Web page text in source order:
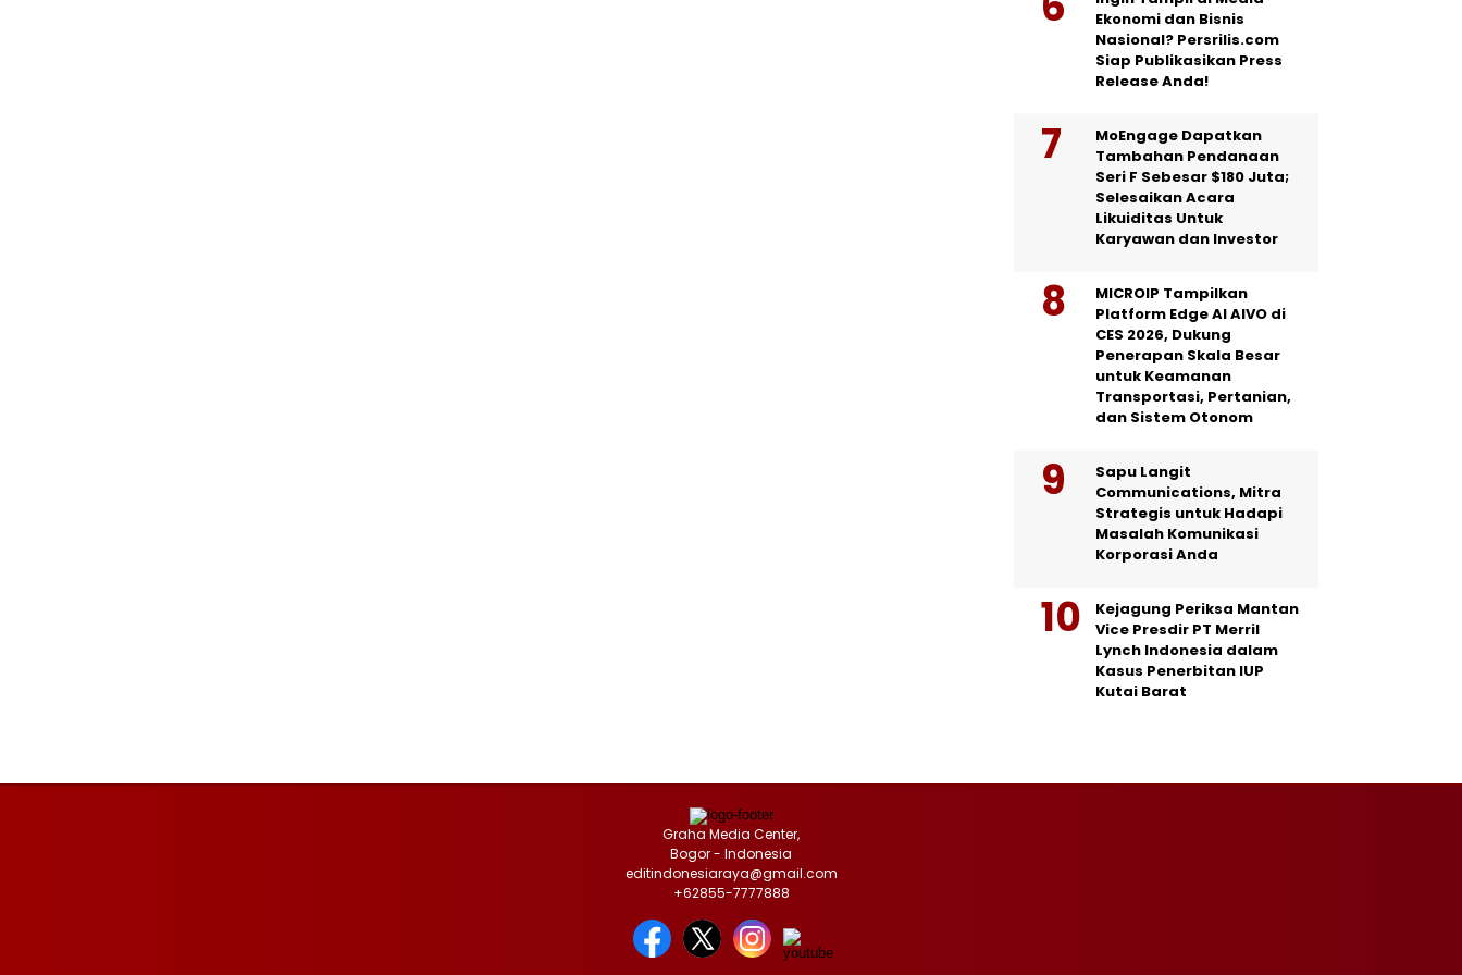
Ekonomi dan Bisnis
Nasional? Persrilis.com
Siap Publikasikan Press
Release Anda!
MoEngage Dapatkan
Tambahan Pendanaan
Seri F Sebesar $180 Juta;
Selesaikan Acara
Likuiditas Untuk
Karyawan dan Investor
MICROIP Tampilkan
Platform Edge AI AIVO di
CES 2026, Dukung
Penerapan Skala Besar
untuk Keamanan
Transportasi, Pertanian,
dan Sistem Otonom
Sapu Langit
Communications, Mitra
Strategis untuk Hadapi
Masalah Komunikasi
Korporasi Anda
Kejagung Periksa Mantan
Vice Presdir PT Merril
Lynch Indonesia dalam
Kasus Penerbitan IUP
Kutai Barat
Graha Media Center,
Bogor - Indonesia
editindonesiaraya@gmail.com
+62855-7777888